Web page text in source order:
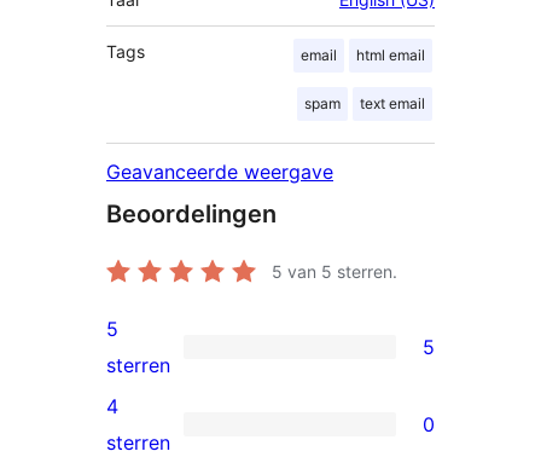
Tags email html email
spam text email
Geavanceerde weergave
Beoordelingen
5 van 5 sterren.
5
5
sterren
5
sterren
5
0
4
sterren
0